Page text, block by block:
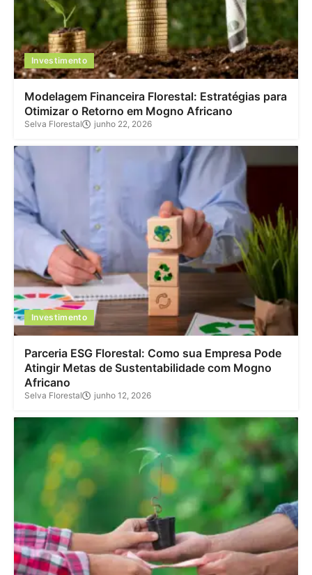
Investimento
Modelagem Financeira Florestal: Estratégias para
Otimizar o Retorno em Mogno Africano
Selva Florestal junho 22, 2026
Investimento
Parceria ESG Florestal: Como sua Empresa Pode
Atingir Metas de Sustentabilidade com Mogno
Africano
Selva Florestal junho 12, 2026